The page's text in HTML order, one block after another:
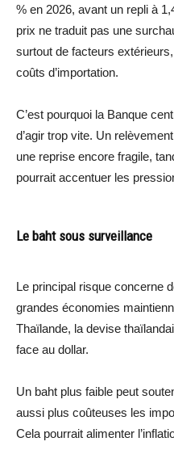
% en 2026, avant un repli à
prix ne traduit pas une
surtout de facteurs
coûts d’importation.
C’est pourquoi la Banque
d’agir trop vite. Un
une reprise encore fragile,
pourrait accentuer les
Le baht sous surveillance
Le principal risque concerne
grandes économies
Thaïlande, la devise
face au dollar.
Un baht plus faible peut
aussi plus coûteuses les
Cela pourrait alimenter